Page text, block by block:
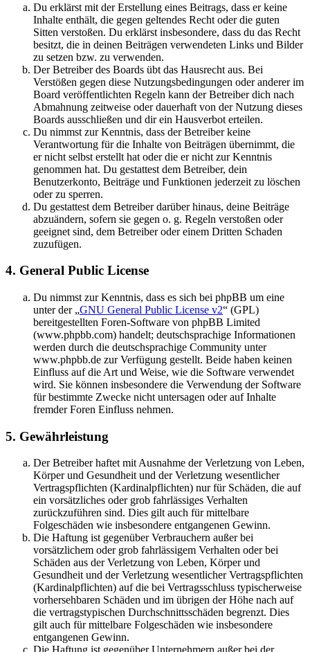
Du erklärst mit der Erstellung eines Beitrags, dass er keine
Inhalte enthält, die gegen geltendes Recht oder die guten
Sitten verstoßen. Du erklärst insbesondere, dass du das Recht
besitzt, die in deinen Beiträgen verwendeten Links und Bilder
zu setzen bzw. zu verwenden.
Der Betreiber des Boards übt das Hausrecht aus. Bei
Verstößen gegen diese Nutzungsbedingungen oder anderer im
Board veröffentlichten Regeln kann der Betreiber dich nach
Abmahnung zeitweise oder dauerhaft von der Nutzung dieses
Boards ausschließen und dir ein Hausverbot erteilen.
Du nimmst zur Kenntnis, dass der Betreiber keine
Verantwortung für die Inhalte von Beiträgen übernimmt, die
er nicht selbst erstellt hat oder die er nicht zur Kenntnis
genommen hat. Du gestattest dem Betreiber, dein
Benutzerkonto, Beiträge und Funktionen jederzeit zu löschen
oder zu sperren.
Du gestattest dem Betreiber darüber hinaus, deine Beiträge
abzuändern, sofern sie gegen o. g. Regeln verstoßen oder
geeignet sind, dem Betreiber oder einem Dritten Schaden
zuzufügen.
4. General Public License
Du nimmst zur Kenntnis, dass es sich bei phpBB um eine
unter der „GNU General Public License v2“ (GPL)
bereitgestellten Foren-Software von phpBB Limited
(www.phpbb.com) handelt; deutschsprachige Informationen
werden durch die deutschsprachige Community unter
www.phpbb.de zur Verfügung gestellt. Beide haben keinen
Einfluss auf die Art und Weise, wie die Software verwendet
wird. Sie können insbesondere die Verwendung der Software
für bestimmte Zwecke nicht untersagen oder auf Inhalte
fremder Foren Einfluss nehmen.
5. Gewährleistung
Der Betreiber haftet mit Ausnahme der Verletzung von Leben,
Körper und Gesundheit und der Verletzung wesentlicher
Vertragspflichten (Kardinalpflichten) nur für Schäden, die auf
ein vorsätzliches oder grob fahrlässiges Verhalten
zurückzuführen sind. Dies gilt auch für mittelbare
Folgeschäden wie insbesondere entgangenen Gewinn.
Die Haftung ist gegenüber Verbrauchern außer bei
vorsätzlichem oder grob fahrlässigem Verhalten oder bei
Schäden aus der Verletzung von Leben, Körper und
Gesundheit und der Verletzung wesentlicher Vertragspflichten
(Kardinalpflichten) auf die bei Vertragsschluss typischerweise
vorhersehbaren Schäden und im übrigen der Höhe nach auf
die vertragstypischen Durchschnittsschäden begrenzt. Dies
gilt auch für mittelbare Folgeschäden wie insbesondere
entgangenen Gewinn.